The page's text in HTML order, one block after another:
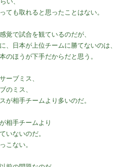
ても取れると思ったことはない。
覚で試合を観ているのだが、
、日本が上位チームに勝てないのは、
のほうが下手だからだと思う。
ーブミス、
のミス、
が相手チームより多いのだ。
相手チームより
いないのだ。
こない。